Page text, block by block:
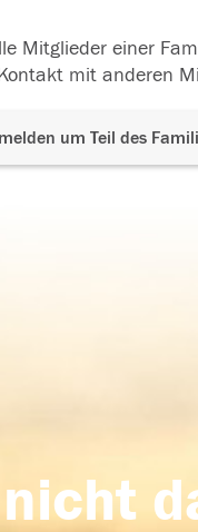
Mitglieder einer
mit anderen
um Teil des